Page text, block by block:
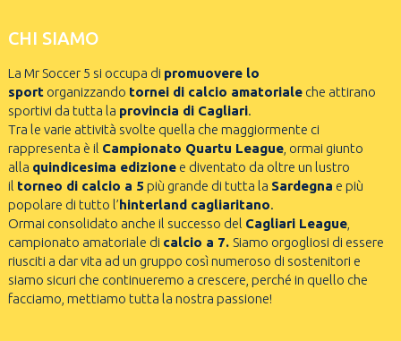
CHI SIAMO
La Mr Soccer 5 si occupa di promuovere lo
sportorganizzando tornei di calcio amatorialeche attirano
sportivi da tutta la provincia di Cagliari.
Tra le varie attività svolte quella che maggiormente ci
rappresenta è il Campionato Quartu League, ormai giunto
alla quindicesima edizionee diventato da oltre un lustro
il torneo di calcio a 5 più grande di tutta la Sardegna e più
popolare di tutto l’hinterland cagliaritano.
Ormai consolidato anche il successo del Cagliari League,
campionato amatoriale di calcio a 7. Siamo orgogliosi di essere
riusciti a dar vita ad un gruppo così numeroso di sostenitori e
siamo sicuri che continueremo a crescere, perché in quello che
facciamo, mettiamo tutta la nostra passione!